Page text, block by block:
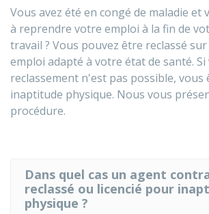
Vous avez été en congé de maladie et
à reprendre votre emploi à la fin de
travail ? Vous pouvez être reclassé
emploi adapté à votre état de santé.
reclassement n'est pas possible, vous
inaptitude physique. Nous vous
procédure.
Dans quel cas un agent
reclassé ou licencié pour
physique ?